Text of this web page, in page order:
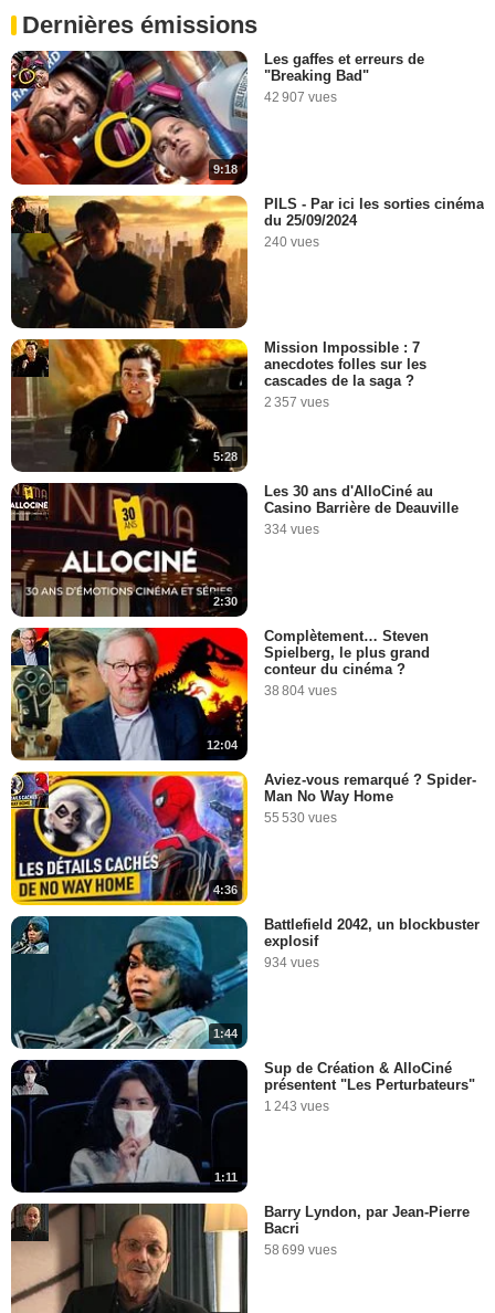
Dernières émissions
9:18
Les gaffes et erreurs de
"Breaking Bad"
42 907 vues
PILS - Par ici les sorties cinéma
du 25/09/2024
240 vues
5:28
Mission Impossible : 7
anecdotes folles sur les
cascades de la saga ?
2 357 vues
2:30
Les 30 ans d'AlloCiné au
Casino Barrière de Deauville
334 vues
12:04
Complètement… Steven
Spielberg, le plus grand
conteur du cinéma ?
38 804 vues
4:36
Aviez-vous remarqué ? Spider-
Man No Way Home
55 530 vues
1:44
Battlefield 2042, un blockbuster
explosif
934 vues
1:11
Sup de Création & AlloCiné
présentent "Les Perturbateurs"
1 243 vues
Barry Lyndon, par Jean-Pierre
Bacri
58 699 vues